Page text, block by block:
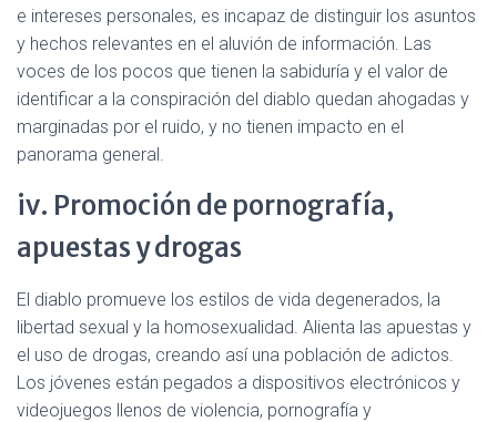
e intereses personales, es incapaz de distinguir los asuntos
y hechos relevantes en el aluvión de información. Las
voces de los pocos que tienen la sabiduría y el valor de
identificar a la conspiración del diablo quedan ahogadas y
marginadas por el ruido, y no tienen impacto en el
panorama general.
iv. Promoción de pornografía,
apuestas y drogas
El diablo promueve los estilos de vida degenerados, la
libertad sexual y la homosexualidad. Alienta las apuestas y
el uso de drogas, creando así una población de adictos.
Los jóvenes están pegados a dispositivos electrónicos y
videojuegos llenos de violencia, pornografía y